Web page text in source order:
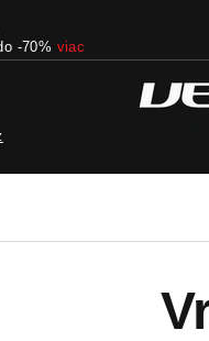
-70% viac